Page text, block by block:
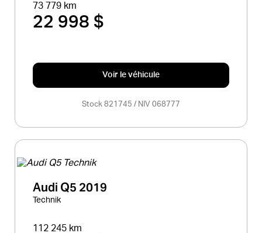
73 779 km
22 998 $
Voir le véhicule
Stock 821745 / NIV 068777
Audi Q5 2019
Technik
112 245 km